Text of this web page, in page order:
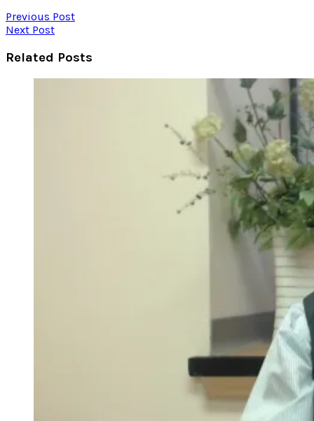
Previous Post
Next Post
Related Posts